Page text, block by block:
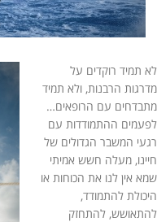
לא תמיד רוקדים על
מדרגות הרבנות, ולא תמיד
מתבדחים עם הרופאים…
לפעמים ההתמודדות עם
רגעי המשבר הגדולים של
חיינו, מעלה חשש אמיתי
שמא אין לנו את הכוחות או
היכולת להתמודד,
להתאושש, להתחזק